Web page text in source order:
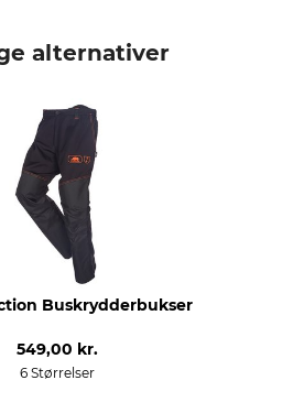
80% Polyester
Belægning
100% Polyurethan
Blegning
Må ikke bleges
Strygning
Strygning op til 110 °C
herrer
damer
alternativer
Buskrydderbukser
549,00 kr.
6 Størrelser